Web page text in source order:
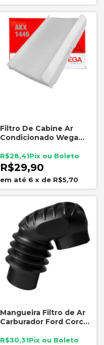
Filtro De Cabine Ar
Condicionado Wega
308 408 Citroën C3 C4
508
R$29,90
R$28,41
6 x de R$5,70
Mangueira Filtro de Ar
Carburador Ford Corcel
R$30,31